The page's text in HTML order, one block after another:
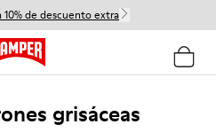
10% de descuento extra
grisáceas